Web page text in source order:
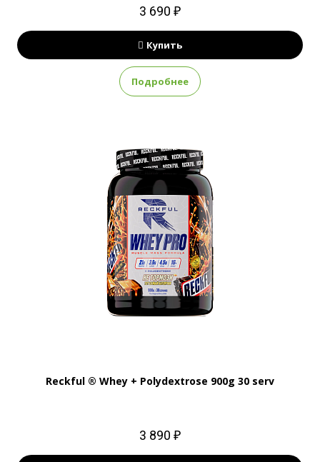
3 690 ₽
Купить
Подробнее
Reckful ® Whey + Polydextrose 900g 30 serv
3 890 ₽